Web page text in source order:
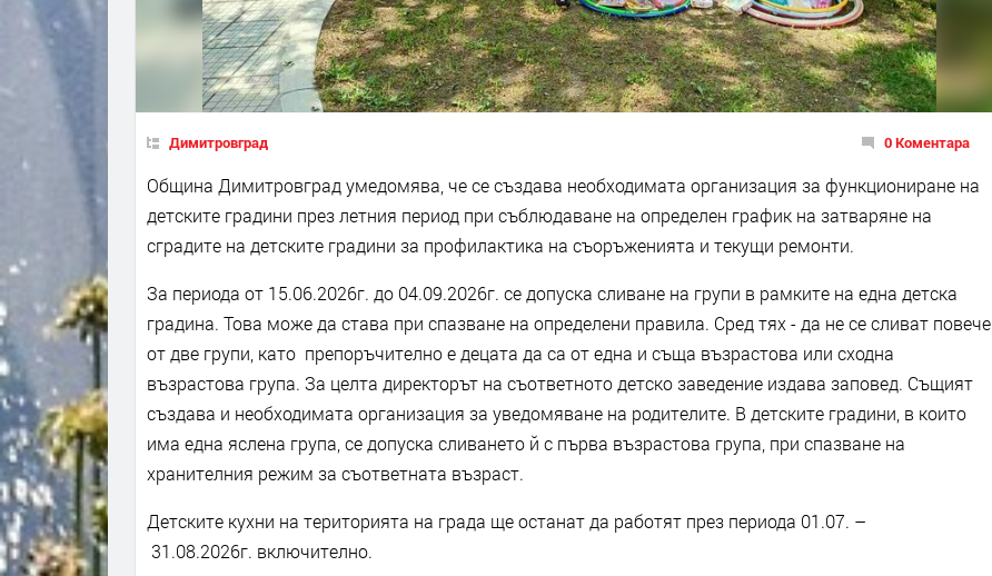
Димитровград 0 Коментара
Община Димитровград умедомява, че се създава необходимата организация за функциониране на
детските градини през летния период при съблюдаване на определен график на затваряне на
сградите на детските градини за профилактика на съоръженията и текущи ремонти.
За периода от 15.06.2026г. до 04.09.2026г. се допуска сливане на групи в рамките на една детска
градина. Това може да става при спазване на определени правила. Сред тях - да не се сливат повече
от две групи, като препоръчително е децата да са от една и съща възрастова или сходна
възрастова група. За целта директорът на съответното детско заведение издава заповед. Същият
създава и необходимата организация за уведомяване на родителите. В детските градини, в които
има една яслена група, се допуска сливането й с първа възрастова група, при спазване на
хранителния режим за съответната възраст.
Детските кухни на територията на града ще останат да работят през периода 01.07. –
31.08.2026г. включително.